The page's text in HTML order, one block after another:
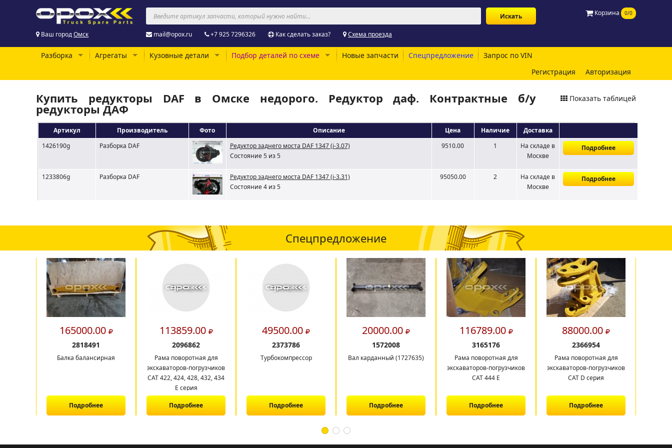
Корзина 0/0
Ваш городОмск mail@opox.ru +7 925 7296326 Как сделать заказ? Схема проезда
Разборка Агрегаты Кузовные детали Подбор деталей по схеме Новые запчасти Спецпредложение
Запрос по VIN
Регистрация
Авторизация
Купить редукторы DAF в Омске недорого. Редуктор даф. Контрактные б/у
редукторы ДАФ
Показать таблицей
Артикул Производитель Фото Описание Цена Наличие
Доставка
1426190g
Разборка DAF
Редуктор заднего моста DAF 1347 (i-3.07)
Состояние 5 из 5
9510.00 1 На складе в
Москве
Подробнее
1233806g Разборка DAF
Редуктор заднего моста DAF 1347 (i-3.31)
Состояние 4 из 5
95050.00 2 На складе в
Москве
Подробнее
Спецпредложение
165000.00
2818491
Балка балансирная
Подробнее
113859.00
2096862
Рама поворотная для
экскаваторов-погрузчиков
CAT 422, 424, 428, 432, 434
E серия
Подробнее
49500.00
2373786
Турбокомпрессор
Подробнее
20000.00
1572008
Вал карданный (1727635)
Подробнее
116789.00
3165176
Рама поворотная для
экскаваторов-погрузчиков
САТ 444 E
Подробнее
88000.00
2366954
Рама поворотная для
экскаваторов-погрузчиков
CAT D серия
Подробнее